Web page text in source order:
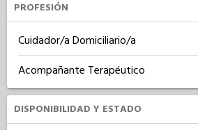
PROFESIÓN
Cuidador/a Domiciliario/a
Acompañante Terapéutico
DISPONIBILIDAD Y ESTADO